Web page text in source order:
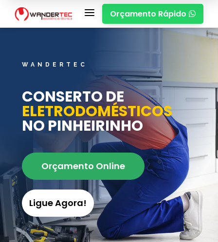
a Orçamento Rápido 
WANDERTEC
CONSERTO DE
ELETRODOMÉSTICOS
NO PINHEIRINHO
Orçamento Online
Ligue Agora!